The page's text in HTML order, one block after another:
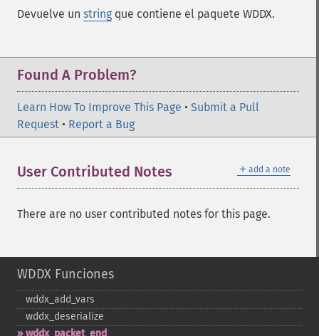
Devuelve un string que contiene el paquete WDDX.
Found A Problem?
Learn How To Improve This Page • Submit a Pull
Request • Report a Bug
＋ add a note
User Contributed Notes
There are no user contributed notes for this page.
WDDX Funciones
wddx_​add_​vars
wddx_​deserialize
wddx_​packet_​end